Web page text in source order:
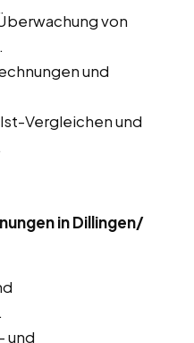
von
und
Vergleichen und
in Dillingen/
und